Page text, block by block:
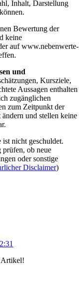
Inhalt, Darstellung
Bewertung der
keine
auf www.nebenwerte-
und
Kursziele,
Aussagen enthalten
zugänglichen
zum Zeitpunkt der
und stellen keine
nicht geschuldet.
prüfen, ob neue
oder sonstige
Disclaimer)
Artikel!